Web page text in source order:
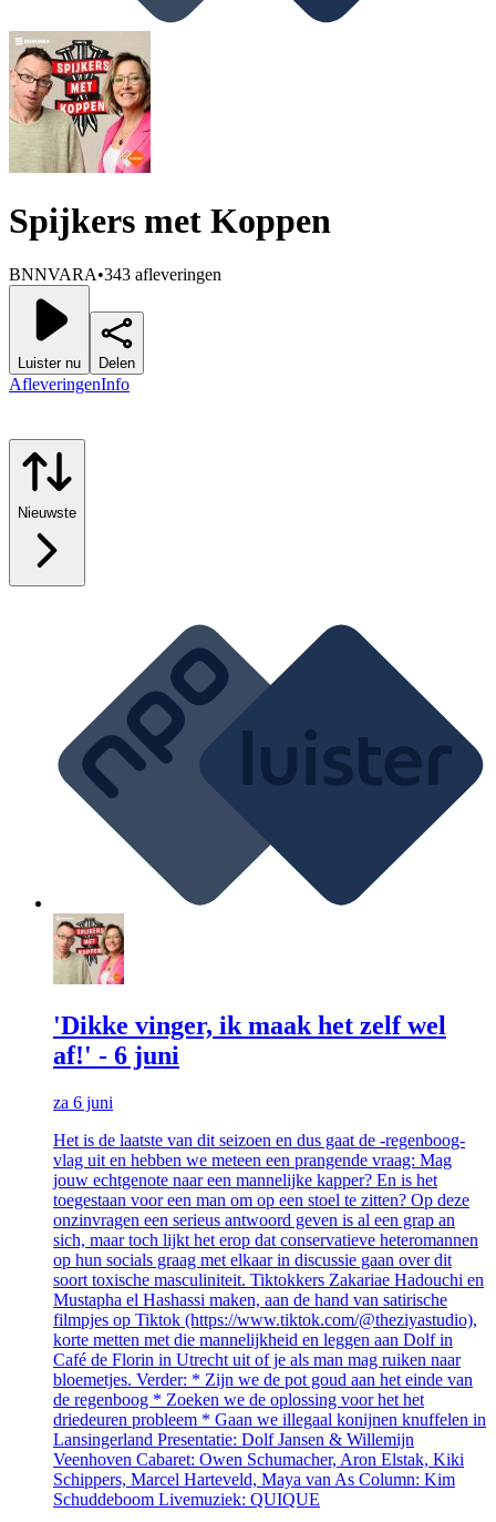
Spijkers met Koppen
BNNVARA•343 afleveringen
Luister nu Delen
AfleveringenInfo
Nieuwste
'Dikke vinger, ik maak het zelf wel
af!' - 6 juni
za 6 juni
Het is de laatste van dit seizoen en dus gaat de -regenboog-
vlag uit en hebben we meteen een prangende vraag: Mag
jouw echtgenote naar een mannelijke kapper? En is het
toegestaan voor een man om op een stoel te zitten? Op deze
onzinvragen een serieus antwoord geven is al een grap an
sich, maar toch lijkt het erop dat conservatieve heteromannen
op hun socials graag met elkaar in discussie gaan over dit
soort toxische masculiniteit. Tiktokkers Zakariae Hadouchi en
Mustapha el Hashassi maken, aan de hand van satirische
filmpjes op Tiktok (https://www.tiktok.com/@theziyastudio),
korte metten met die mannelijkheid en leggen aan Dolf in
Café de Florin in Utrecht uit of je als man mag ruiken naar
bloemetjes. Verder: * Zijn we de pot goud aan het einde van
de regenboog * Zoeken we de oplossing voor het het
driedeuren probleem * Gaan we illegaal konijnen knuffelen in
Lansingerland Presentatie: Dolf Jansen & Willemijn
Veenhoven Cabaret: Owen Schumacher, Aron Elstak, Kiki
Schippers, Marcel Harteveld, Maya van As Column: Kim
Schuddeboom Livemuziek: QUIQUE